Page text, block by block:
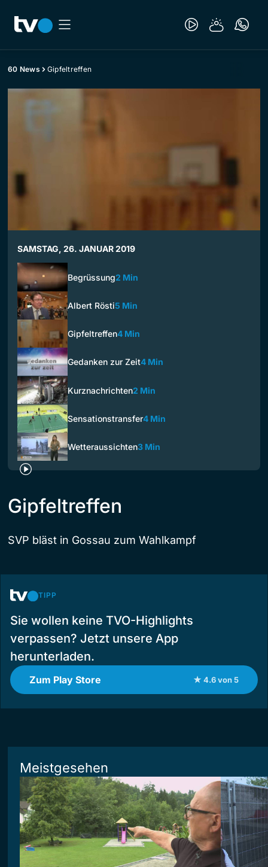
60 News Gipfeltreffen
SAMSTAG, 26. JANUAR 2019
Begrüssung2 Min
Albert Rösti5 Min
Gipfeltreffen4 Min
Gedanken zur Zeit4 Min
Kurznachrichten2 Min
Sensationstransfer4 Min
Wetteraussichten3 Min
Gipfeltreffen
SVP bläst in Gossau zum Wahlkampf
TIPP
Sie wollen keine TVO-Highlights
verpassen? Jetzt unsere App
herunterladen.
Zum Play Store ★ 4.6 von 5
Meistgesehen